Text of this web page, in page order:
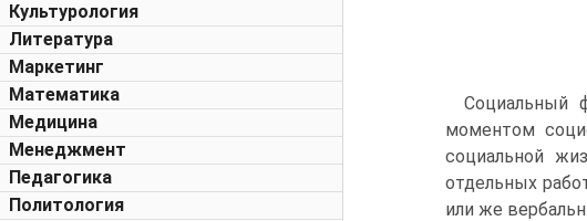
Культурология
Литература
Маркетинг
Математика
Медицина
Менеджмент
Педагогика
Политология
Социальный
моментом
социальной
отдельных
или же